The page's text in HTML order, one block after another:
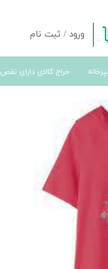
ورود / ثبت نام
تغییر گذر واژه
خروج از حساب کاربری
حراج کالای دارای نقص